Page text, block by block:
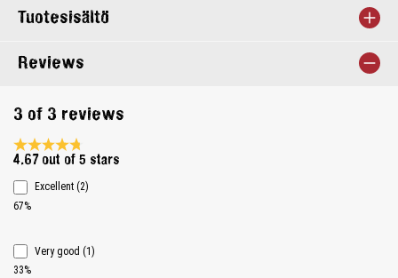
Tuotesisältö
Reviews
3 of 3 reviews
Average rating 4.6 of 5 Stars
4.67 out of 5 stars
Excellent (2)
67%
Very good (1)
33%